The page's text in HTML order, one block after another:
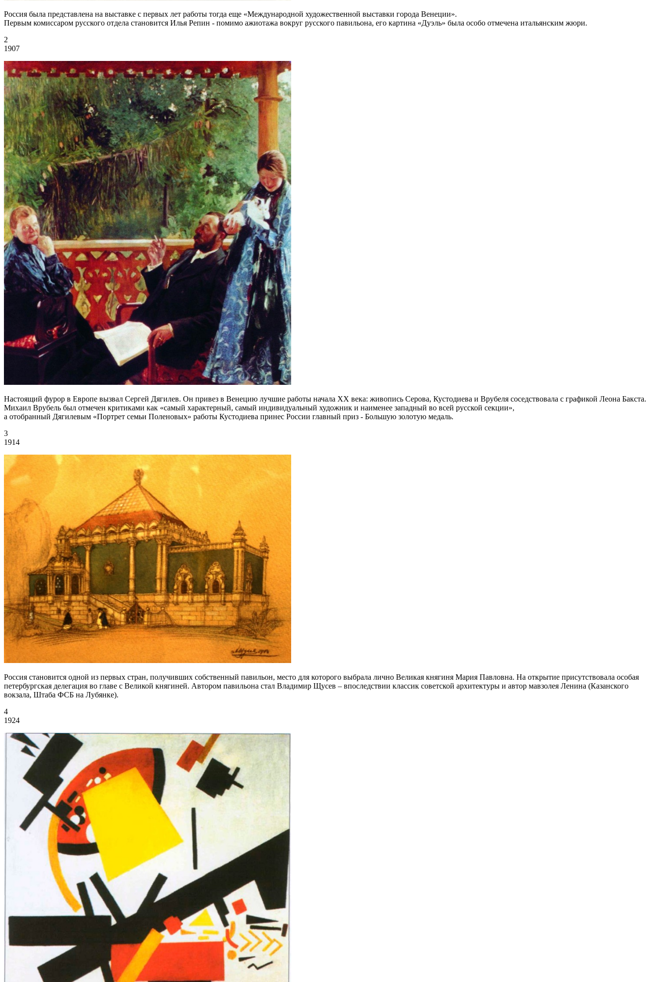
Россия была представлена на выставке с первых лет работы тогда еще «Международной художественной выставки города Венеции».
Первым комиссаром русского отдела становится Илья Репин - помимо ажиотажа вокруг русского павильона, его картина «Дуэль» была особо отмечена итальянским жюри.
2
1907
Настоящий фурор в Европе вызвал Сергей Дягилев. Он привез в Венецию лучшие работы начала ХХ века: живопись Серова, Кустодиева и Врубеля соседствовала с графикой Леона Бакста.
Михаил Врубель был отмечен критиками как «самый характерный, самый индивидуальный художник и наименее западный во всей русской секции»,
а отобранный Дягилевым «Портрет семьи Поленовых» работы Кустодиева принес России главный приз - Большую золотую медаль.
3
1914
Россия становится одной из первых стран, получивших собственный павильон, место для которого выбрала лично Великая княгиня Мария Павловна. На открытие присутствовала особая
петербургская делегация во главе с Великой княгиней. Автором павильона стал Владимир Щусев – впоследствии классик советской архитектуры и автор мавзолея Ленина (Казанского
вокзала, Штаба ФСБ на Лубянке).
4
1924